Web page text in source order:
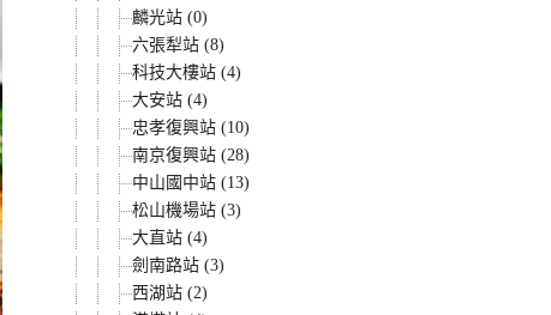
麟光站 (0)
六張犁站 (8)
科技大樓站 (4)
大安站 (4)
忠孝復興站 (10)
南京復興站 (28)
中山國中站 (13)
松山機場站 (3)
大直站 (4)
劍南路站 (3)
西湖站 (2)